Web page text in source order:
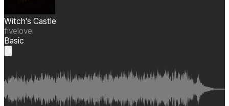
Witch's Castle
fivelove
Basic